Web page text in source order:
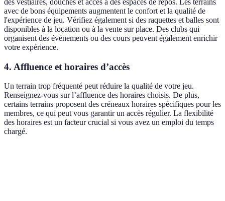
avec de bons équipements augmentent le confort et la qualité de
l'expérience de jeu. Vérifiez également si des raquettes et balles sont
disponibles à la location ou à la vente sur place. Des clubs qui
organisent des événements ou des cours peuvent également enrichir
votre expérience.
4. Affluence et horaires d’accès
Un terrain trop fréquenté peut réduire la qualité de votre jeu.
Renseignez-vous sur l’affluence des horaires choisis. De plus,
certains terrains proposent des créneaux horaires spécifiques pour les
membres, ce qui peut vous garantir un accès régulier. La flexibilité
des horaires est un facteur crucial si vous avez un emploi du temps
chargé.